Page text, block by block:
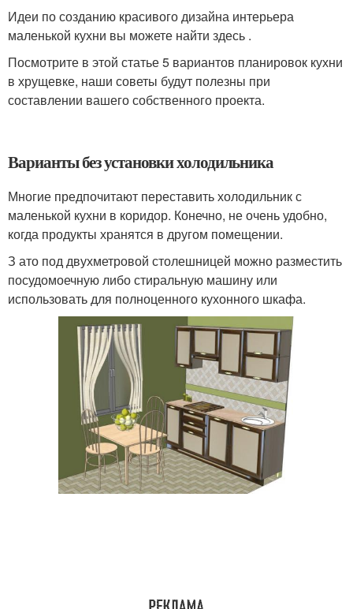
Идеи по созданию красивого дизайна интерьера
маленькой кухни вы можете найти здесь .
Посмотрите в этой статье 5 вариантов планировок кухни
в хрущевке, наши советы будут полезны при
составлении вашего собственного проекта.
Варианты без установки холодильника
Многие предпочитают переставить холодильник с
маленькой кухни в коридор. Конечно, не очень удобно,
когда продукты хранятся в другом помещении.
З ато под двухметровой столешницей можно разместить
посудомоечную либо стиральную машину или
использовать для полноценного кухонного шкафа.